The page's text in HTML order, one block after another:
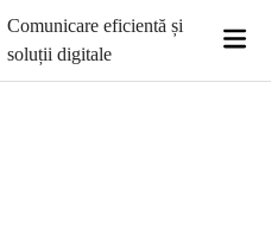
Comunicare eficientă și
soluții digitale